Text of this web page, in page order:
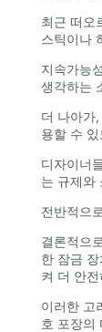
최근 떠오
스틱이나
지속가능
생각하는
더 나아가
용할 수
디자이너
는 규제와
전반적으
결론적으
한 잠금
켜 더 안
이러한 고
호 포장의